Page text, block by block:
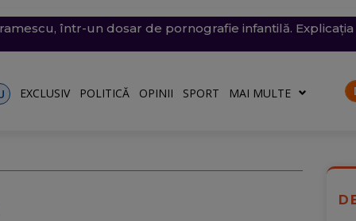
de energie, fără efect: Miercuri, la momentul
exploziv a perturbat traficul pe aeroportul Leipzig, un
către Ucraina. Rusia, principalul suspect
într-un dosar de pornografie infantilă.
în dreptul unei plaje din Mamaia (Video). Aparatul
lui Nicușor Dan, și-a publicat declarațiile de avere
are la Dacia
EXCLUSIV POLITICĂ OPINII SPORT MAI MULTE